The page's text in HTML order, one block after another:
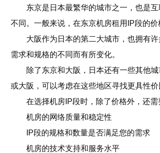
东京是日本最繁华的城市之一，也是
不同。一般来说，在东京机房租用IP段的
大阪作为日本的第二大城市，也拥有
需求和规格的不同而有所变化。
除了东京和大阪，日本还有一些其他
或大阪，可以考虑在这些地区寻找更具性价
在选择机房IP段时，除了价格外，还需
机房的网络质量和稳定性
IP段的规格和数量是否满足您的需求
机房的技术支持和服务水平